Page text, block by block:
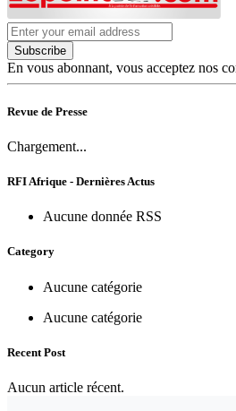
Subscribe
En vous abonnant, vous acceptez nos
Revue de Presse
Chargement...
RFI Afrique - Dernières Actus
Aucune donnée RSS
Category
Aucune catégorie
Aucune catégorie
Recent Post
Aucun article récent.